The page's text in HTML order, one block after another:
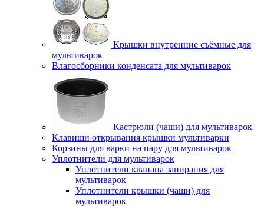
Крышки внутренние съёмные для
мультиварок
Влагосборники конденсата для мультиварок
Кастрюли (чаши) для мультиварок
Клавиши открывания крышки мультиварки
Корзины для варки на пару для мультиварок
Уплотнители для мультиварок
Уплотнители клапана запирания для
мультиварок
Уплотнители крышки (чаши) для
мультиварок